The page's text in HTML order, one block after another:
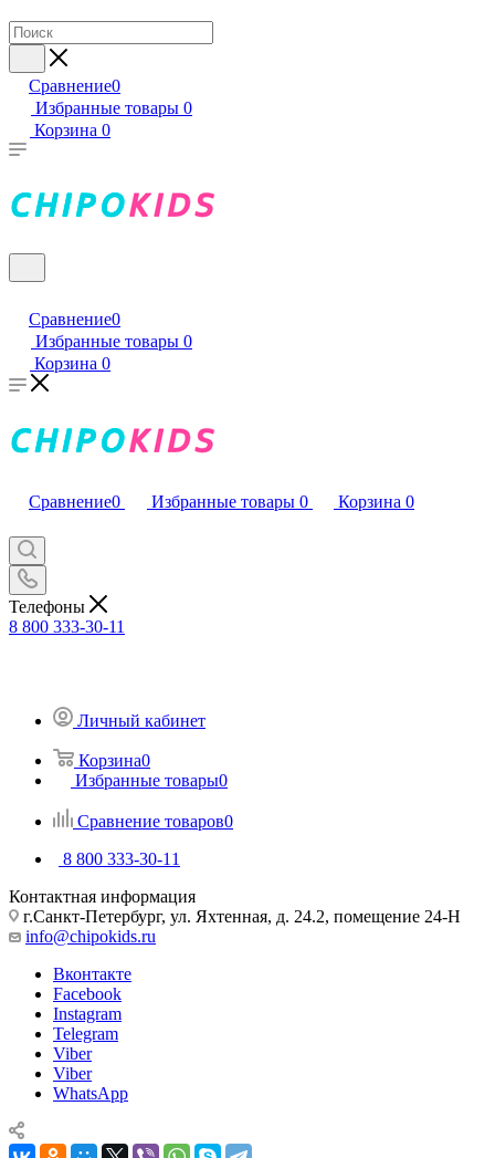
Сравнение0
Избранные товары 0
Корзина 0
Сравнение0
Избранные товары 0
Корзина 0
Сравнение0 Избранные товары 0 Корзина 0
Телефоны
8 800 333-30-11
Личный кабинет
Корзина0
Избранные товары0
Сравнение товаров0
8 800 333-30-11
Контактная информация
г.Санкт-Петербург, ул. Яхтенная, д. 24.2, помещение 24-Н
info@chipokids.ru
Вконтакте
Facebook
Instagram
Telegram
Viber
Viber
WhatsApp